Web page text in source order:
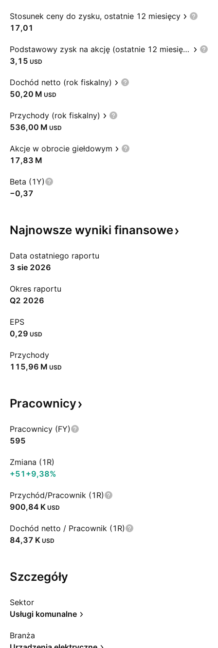
Stosunek ceny do zysku, ostatnie 12 miesięcy
17,01
Podstawowy zysk na akcję (ostatnie 12 miesięcy)
3,15 USD
Dochód netto (rok fiskalny)
‪50,20 M‬ USD
Przychody (rok fiskalny)
‪536,00 M‬ USD
Akcje w obrocie giełdowym
‪17,83 M‬
Beta (1Y)
−0,37
Najnowsze wyniki finansowe
Data ostatniego raportu
3 sie 2026
Okres raportu
Q2 2026
EPS
0,29 USD
Przychody
‪115,96 M‬ USD
Pracownicy
Pracownicy (FY)
595
Zmiana (1R)
+51 +9,38%
Przychód/Pracownik (1R)
‪900,84 K‬ USD
Dochód netto / Pracownik (1R)
‪84,37 K‬ USD
Szczegóły
Sektor
Usługi komunalne
Branża